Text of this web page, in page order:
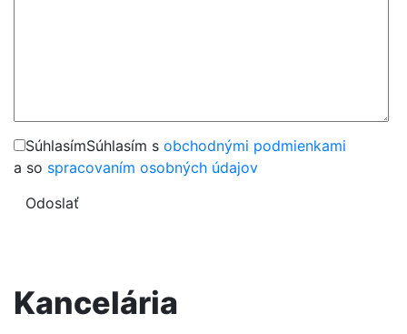
SúhlasímSúhlasím s obchodnými podmienkami
a so spracovaním osobných údajov
Odoslať
Kancelária